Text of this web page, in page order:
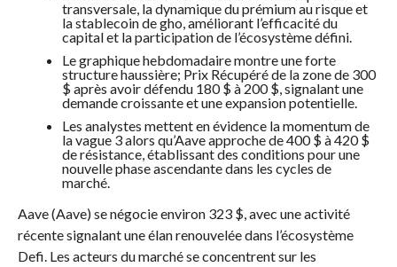
transversale, la dynamique du prémium au risque et
la stablecoin de gho, améliorant l’efficacité du
capital et la participation de l’écosystème défini.
Le graphique hebdomadaire montre une forte
structure haussière; Prix ​​Récupéré de la zone de 300
$ après avoir défendu 180 $ à 200 $, signalant une
demande croissante et une expansion potentielle.
Les analystes mettent en évidence la momentum de
la vague 3 alors qu’Aave approche de 400 $ à 420 $
de résistance, établissant des conditions pour une
nouvelle phase ascendante dans les cycles de
marché.
Aave (Aave) se négocie environ 323 $, avec une activité
récente signalant une élan renouvelée dans l’écosystème
Defi. Les acteurs du marché se concentrent sur les